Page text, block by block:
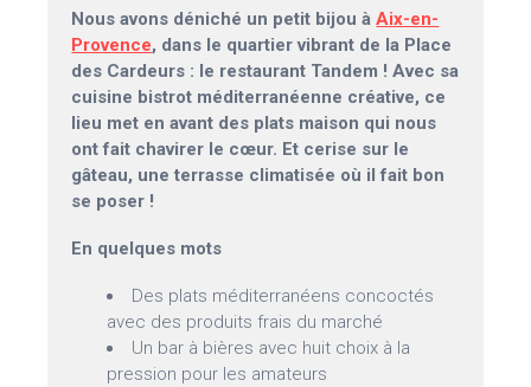
Nous avons déniché un petit bijou àAix-en-
Provence, dans le quartier vibrant de la Place
des Cardeurs : le restaurant Tandem ! Avec sa
cuisine bistrot méditerranéenne créative, ce
lieu met en avant des plats maison qui nous
ont fait chavirer le cœur. Et cerise sur le
gâteau, une terrasse climatisée où il fait bon
se poser !
En quelques mots
Des plats méditerranéens concoctés
avec des produits frais du marché
Un bar à bières avec huit choix à la
pression pour les amateurs